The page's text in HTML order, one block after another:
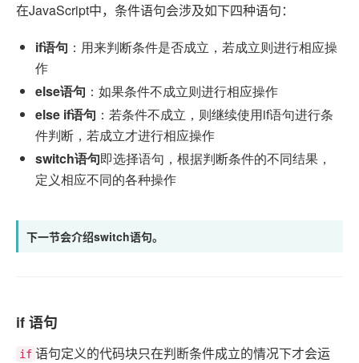
在JavaScript中，条件语句会涉及如下四种语句：
if语句 ：用来判断条件是否成立，若成立则进行相应操
作
else语句 ：如果条件不成立则进行相应操作
else if语句 ：若条件不成立，则继续使用if语句进行条
件判断，若成立才进行相应操作
switch语句即选择语句，根据判断条件的不同结果，
定义相应不同的各种操作
下一节会介绍switch语句。
if 语句
if 语句定义的代码块只在判断条件成立的情况下才会运